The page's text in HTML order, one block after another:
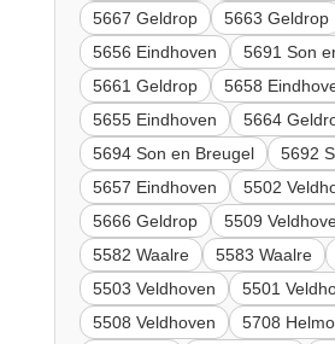
5667 Geldrop
5663 Geldrop
5656 Eindhoven
5691 Son
5661 Geldrop
5658
5655 Eindhoven
5664
5694 Son en Breugel
5692
5657 Eindhoven
5502
5666 Geldrop
5509
5582 Waalre
5583 Waalre
5503 Veldhoven
5501
5508 Veldhoven
5708